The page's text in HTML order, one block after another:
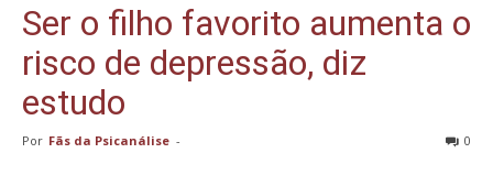
Ser o filho favorito aumenta o
risco de depressão, diz
estudo
Por Fãs da Psicanálise - 0